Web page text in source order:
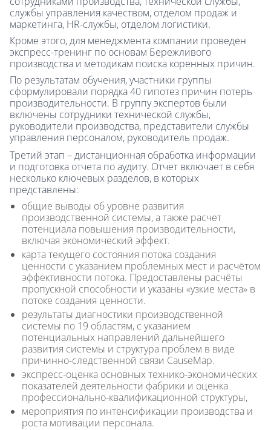
службы управления качеством, отделом продаж и
маркетинга, HR-службы, отделом логистики.
Кроме этого, для менеджмента компании проведен
экспресс-тренинг по основам Бережливого
производства и методикам поиска коренных причин.
По результатам обучения, участники группы
сформулировали порядка 40 гипотез причин потерь
производительности. В группу экспертов были
включены сотрудники технической службы,
руководители производства, представители службы
управления персоналом, руководитель продаж.
Третий этап – дистанционная обработка информации
и подготовка отчета по аудиту. Отчет включает в себя
несколько ключевых разделов, в которых
представлены:
общие выводы об уровне развития
производственной системы, а также расчет
потенциала повышения производительности,
включая экономический эффект.
карта текущего состояния потока создания
ценности с указанием проблемных мест и расчётом
эффективности потока. Предоставлены расчёты
пропускной способности и указаны «узкие места» в
потоке создания ценности.
результаты диагностики производственной
системы по 19 областям, с указанием
потенциальных направлений дальнейшего
развития системы и структура проблем в виде
причинно-следственной связи CauseMap.
экспресс-оценка основных технико-экономических
показателей деятельности фабрики и оценка
профессионально-квалификационной структуры,
мероприятия по интенсификации производства и
роста мотивации персонала.